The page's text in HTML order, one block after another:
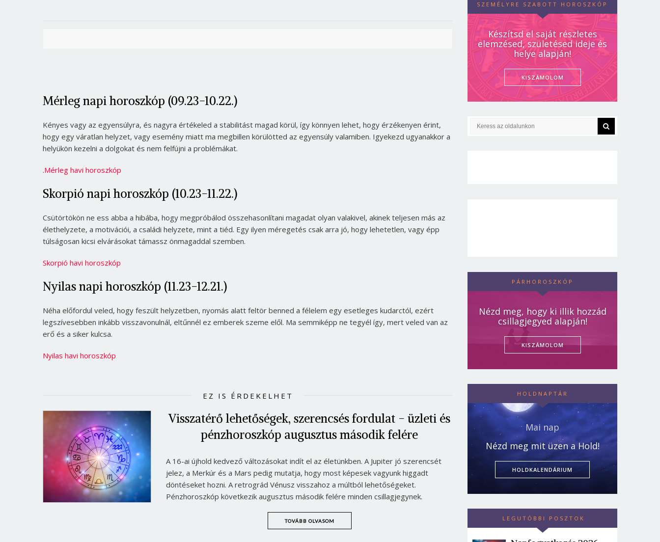
Mérleg napi horoszkóp (09.23-10.22.)
Kényes vagy az egyensúlyra, és nagyra értékeled a stabilitást magad körül, így könnyen lehet, hogy érzékenyen érint,
hogy egy váratlan helyzet, vagy esemény miatt ma megbillen körülötted az egyensúly valamiben. Igyekezd ugyanakkor a
helyükön kezelni a dolgokat és nem felfújni a problémákat.
.Mérleg havi horoszkóp
Skorpió napi horoszkóp (10.23-11.22.)
Csütörtökön ne ess abba a hibába, hogy megpróbálod összehasonlítani magadat olyan valakivel, akinek teljesen más az
élethelyzete, a motivációi, a családi helyzete, mint a tiéd. Egy ilyen méregetés csak arra jó, hogy lehetetlen, vagy épp
túlságosan kicsi elvárásokat támassz önmagaddal szemben.
Skorpió havi horoszkóp
Nyilas napi horoszkóp (11.23-12.21.)
Néha előfordul veled, hogy feszült helyzetben, nyomás alatt feltör benned a félelem egy esetleges kudarctól, ezért
legszívesebben inkább visszavonulnál, eltűnnél ez emberek szeme elől. Ma semmiképp ne tegyél így, mert veled van az
erő és a siker kulcsa.
Nyilas havi horoszkóp
EZ IS ÉRDEKELHET
Visszatérő lehetőségek, szerencsés fordulat - üzleti és
pénzhoroszkóp augusztus második felére
A 16-ai újhold kedvező változásokat indít el az életünkben. A Jupiter jó szerencsét
jelez, a Merkúr és a Mars pedig mutatja, hogy most képesek vagyunk higgadt
döntéseket hozni. A retrográd Vénusz visszahoz a múltból lehetőségeket.
Pénzhoroszkóp következik augusztus második felére minden csillagjegynek.
TOVÁBB OLVASOM
SZEMÉLYRE SZABOTT HOROSZKÓP
Készítsd el saját részletes
elemzésed, születésed ideje és
helye alapján!
KISZÁMOLOM
PÁRHOROSZKÓP
Nézd meg, hogy ki illik hozzád
csillagjegyed alapján!
KISZÁMOLOM
HOLDNAPTÁR
Mai nap
Nézd meg mit üzen a Hold!
HOLDKALENDÁRIUM
LEGUTÓBBI POSZTOK